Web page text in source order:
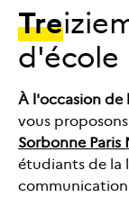
Tre
d'école
À l'occasion de
vous
Sorbonne Paris
étudiants de la